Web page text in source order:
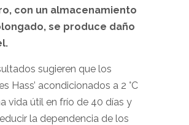
con un almacenamiento
se produce daño
sugieren que los
Hass’ acondicionados a 2 °C
vida útil en frío de 40 días y
la dependencia de los